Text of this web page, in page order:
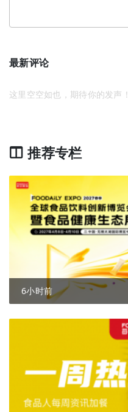
最新评论
这里空空如也，期待你的发声！
推荐专栏
6小时前